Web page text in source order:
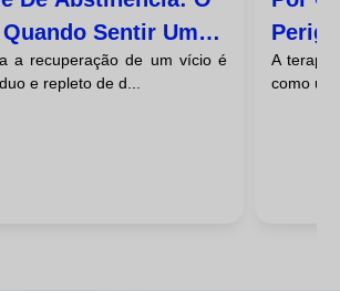
Sentir Uma
De Voltar
a recuperação de um vício é
e repleto de d...
A
como